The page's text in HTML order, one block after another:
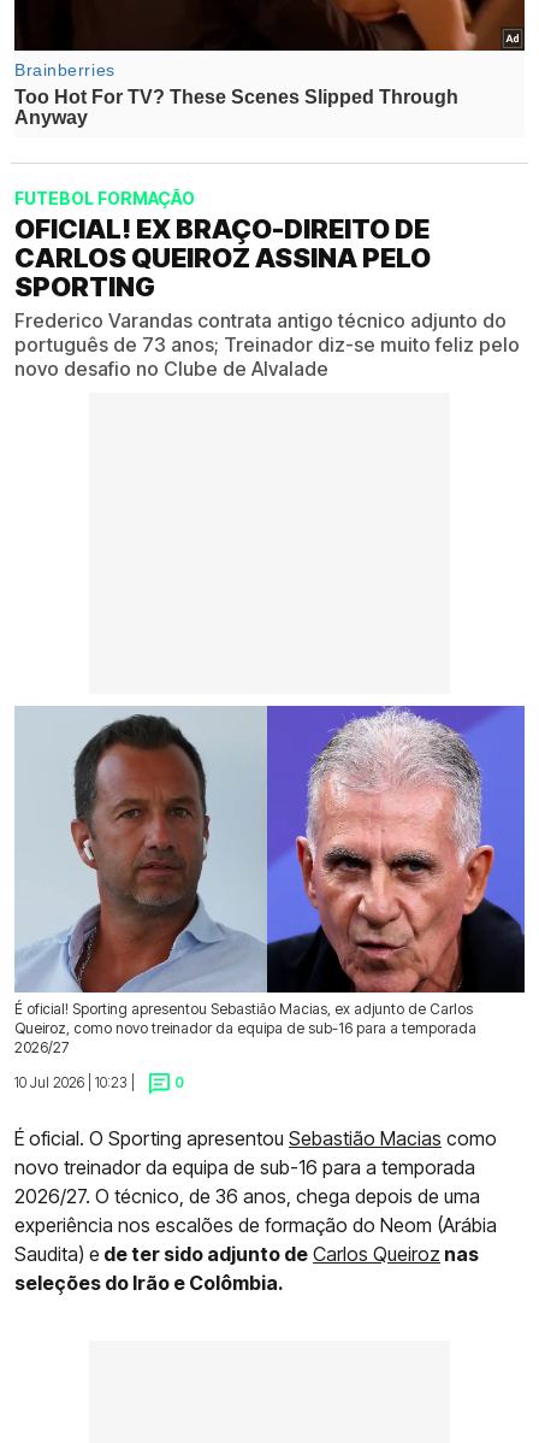
FUTEBOL FORMAÇÃO
OFICIAL! EX BRAÇO-DIREITO DE
CARLOS QUEIROZ ASSINA PELO
SPORTING
Frederico Varandas contrata antigo técnico adjunto do
português de 73 anos; Treinador diz-se muito feliz pelo
novo desafio no Clube de Alvalade
É oficial! Sporting apresentou Sebastião Macias, ex adjunto de Carlos
Queiroz, como novo treinador da equipa de sub-16 para a temporada
2026/27
10 Jul 2026 | 10:23 |
0
É oficial. O Sporting apresentou Sebastião Macias como
novo treinador da equipa de sub-16 para a temporada
2026/27. O técnico, de 36 anos, chega depois de uma
experiência nos escalões de formação do Neom (Arábia
Saudita) e de ter sido adjunto de Carlos Queiroz nas
seleções do Irão e Colômbia.